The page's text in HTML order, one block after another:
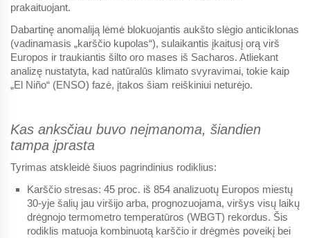
prakaituojant.
Dabartinę anomaliją lėmė blokuojantis aukšto slėgio anticiklonas
(vadinamasis „karščio kupolas“), sulaikantis įkaitusį orą virš
Europos ir traukiantis šilto oro mases iš Sacharos. Atliekant
analizę nustatyta, kad natūralūs klimato svyravimai, tokie kaip
„El Niño“ (ENSO) fazė, įtakos šiam reiškiniui neturėjo.
Kas anksčiau buvo neįmanoma, šiandien
tampa įprasta
Tyrimas atskleidė šiuos pagrindinius rodiklius:
Karščio stresas: 45 proc. iš 854 analizuotų Europos miestų
30-yje šalių jau viršijo arba, prognozuojama, viršys visų laikų
drėgnojo termometro temperatūros (WBGT) rekordus. Šis
rodiklis matuoja kombinuotą karščio ir drėgmės poveikį bei